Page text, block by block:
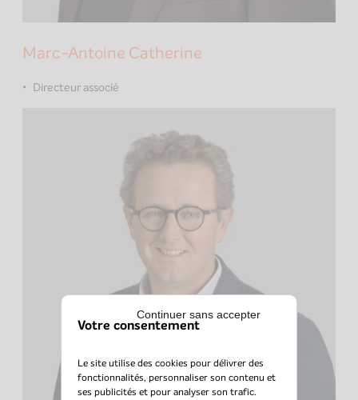
Marc-Antoine Catherine
Directeur associé
Votre consentement
Le site utilise des cookies pour délivrer des
fonctionnalités, personnaliser son contenu et
ses publicités et pour analyser son trafic.
Continuer sans accepter